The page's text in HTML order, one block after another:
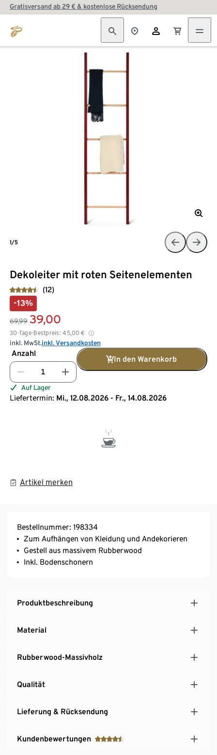
Gratisversand ab 29 € & kostenlose Rücksendung
Dekoleiter mit roten Seitenelementen
(12)
-13%
69,99 39,00
30-Tage-Bestpreis: 45,00 €
inkl. MwSt.inkl. Versandkosten
Anzahl
In den Warenkorb
Auf Lager
Liefertermin: Mi., 12.08.2026 - Fr., 14.08.2026
Artikel merken
1/5
Bestellnummer: 198334
Zum Aufhängen von Kleidung und Andekorieren
Gestell aus massivem Rubberwood
Inkl. Bodenschonern
Produktbeschreibung
Material
Rubberwood-Massivholz
Qualität
Lieferung & Rücksendung
Kundenbewertungen